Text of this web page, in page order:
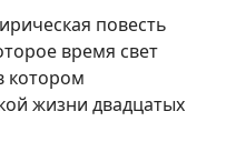
повесть
время свет
котором
жизни двадцатых